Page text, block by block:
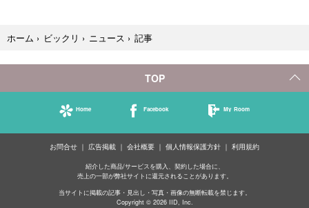
ホーム › ビックリ › ニュース › 記事
TOP
Home Facebook My Room
お問合せ 広告掲載 会社概要 個人情報保護方針 利用規約
紹介した商品/サービスを購入、契約した場合に、
売上の一部が弊社サイトに還元されることがあります。
当サイトに掲載の記事・見出し・写真・画像の無断転載を禁じます。
Copyright © 2026 IID, Inc.